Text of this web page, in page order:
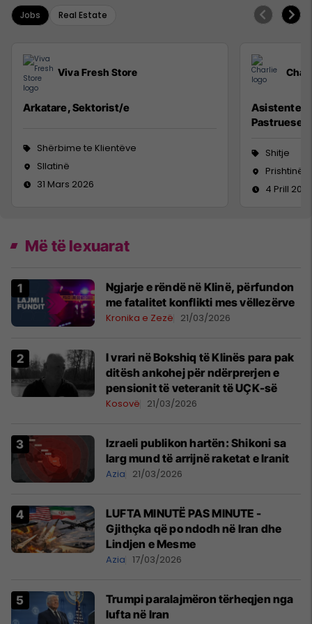
Jobs Real Estate
Viva Fresh Store
Arkatare, Sektorist/e
Shërbime te Klientëve
Sllatinë
31 Mars 2026
Asistente
Pastruese
Shitje
Prishtinë
4 Prill
Më të lexuarat
Ngjarje e rëndë në Klinë, përfundon
me fatalitet konflikti mes vëllezërve
Kronika e Zezë 21/03/2026
​I vrari në Bokshiq të Klinës para pak
ditësh ankohej për ndërprerjen e
pensionit të veteranit të UÇK-së
Kosovë 21/03/2026
Izraeli publikon hartën: Shikoni sa
larg mund të arrijnë raketat e Iranit
Azia 21/03/2026
LUFTA MINUTË PAS MINUTE -
Gjithçka që po ndodh në Iran dhe
Lindjen e Mesme
Azia 17/03/2026
Trumpi paralajmëron tërheqjen nga
lufta në Iran